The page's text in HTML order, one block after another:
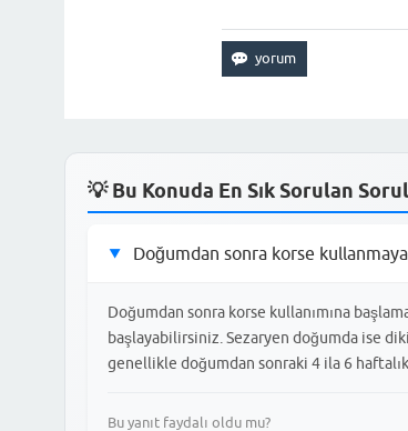
💡 Bu Konuda En Sık Sorulan
▶ Doğumdan sonra korse
Doğumdan sonra korse kullanımına
başlayabilirsiniz. Sezaryen doğumda ise
genellikle doğumdan sonraki 4 ila 6
Bu yanıt faydalı oldu mu?